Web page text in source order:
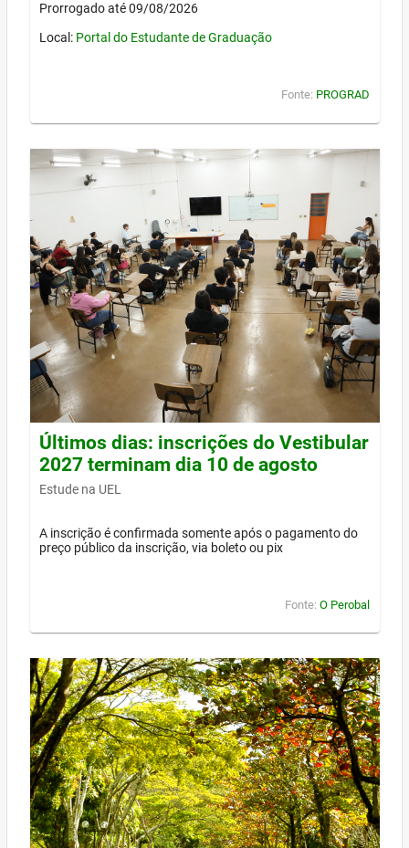
Prorrogado até 09/08/2026
Local: Portal do Estudante de Graduação
Fonte: PROGRAD
Últimos dias: inscrições do Vestibular
2027 terminam dia 10 de agosto
Estude na UEL
A inscrição é confirmada somente após o pagamento do
preço público da inscrição, via boleto ou pix
Fonte: O Perobal